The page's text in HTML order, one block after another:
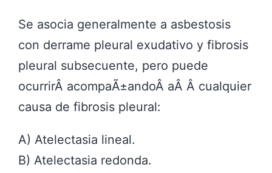
Se asocia generalmente a asbestosis
con derrame pleural exudativo y fibrosis
pleural subsecuente, pero puede
ocurrirÂ acompaÃ±andoÂ aÂ Â cualquier
causa de fibrosis pleural:
A) Atelectasia lineal.
B) Atelectasia redonda.